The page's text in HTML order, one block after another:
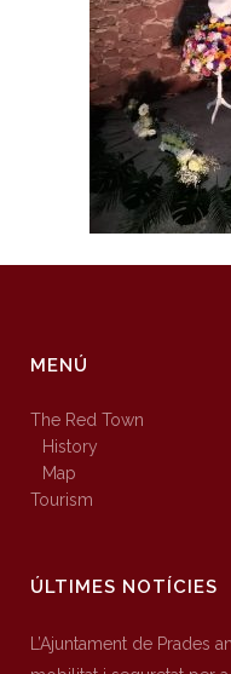
MENÚ
The Red Town
History
Map
Tourism
ÚLTIMES NOTÍCIES
L’Ajuntament de Prades